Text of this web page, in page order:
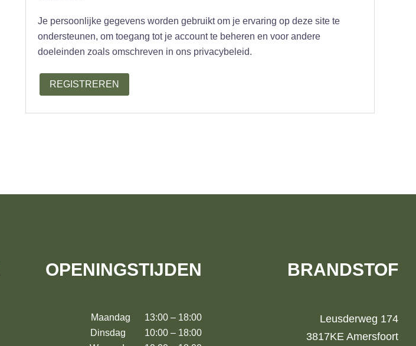
Je persoonlijke gegevens worden gebruikt om je ervaring op deze site te
ondersteunen, om toegang tot je account te beheren en voor andere
doeleinden zoals omschreven in ons privacybeleid.
REGISTREREN
OPENINGSTIJDEN
Maandag 13:00 – 18:00
Dinsdag 10:00 – 18:00
BRANDSTOF
Leusderweg 174
3817KE Amersfoort